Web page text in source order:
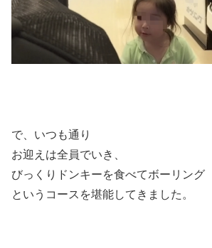
で、いつも通り
お迎えは全員でいき、
びっくりドンキーを食べてボーリング
というコースを堪能してきました。